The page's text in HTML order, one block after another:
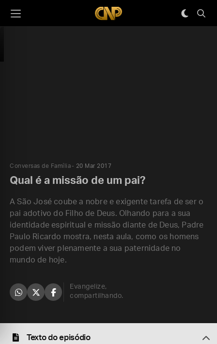
Conversas de Família 20 Mar 2017
Qual é a missão de um pai?
A São José coube a nobre e exigente tarefa de ser o
pai adotivo do Filho de Deus. Olhando para a sua
identidade espiritual e missão diante de Deus, Padre
Paulo Ricardo mostra, nesta aula, como os homens
podem viver plenamente a sua paternidade no
mundo de hoje.
Evangelize,
compartilhando.
Texto do episódio